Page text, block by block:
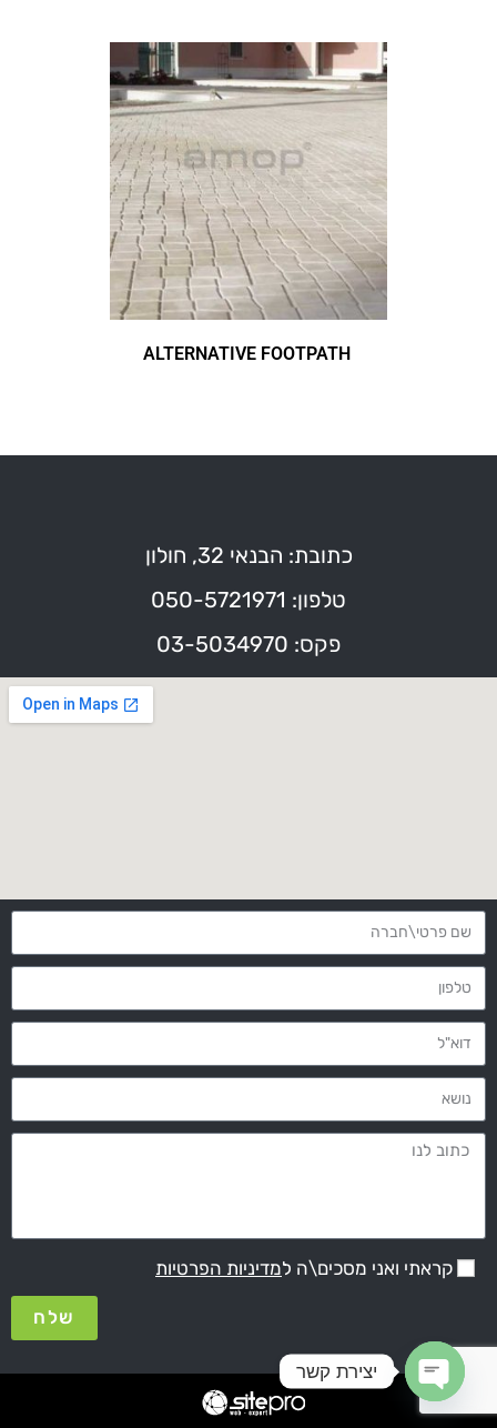
ALTERNATIVE FOOTPATH
כתובת: הבנאי 32, חולון
טלפון: 050-5721971
פקס: 03-5034970
קראתי ואני מסכים\ה למדיניות הפרטיות
שלח
יצירת קשר
Open chaty